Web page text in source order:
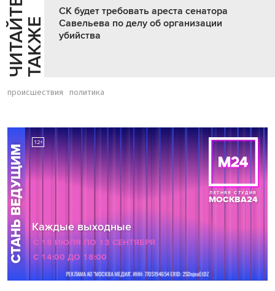
Ч
И
Т
АЙ
Т
Е
Т
А
К
ЖЕ
СК будет требовать ареста сенатора
Савельева по делу об организации
убийства
происшествия политика